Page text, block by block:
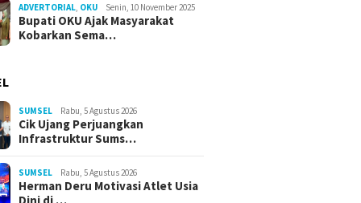
ADVERTORIAL OKU Senin, 10 November 2025
Bupati OKU Ajak Masyarakat
Kobarkan Sema…
SUMSEL Rabu, 5 Agustus 2026
Cik Ujang Perjuangkan
Infrastruktur Sums…
SUMSEL Rabu, 5 Agustus 2026
Herman Deru Motivasi Atlet Usia